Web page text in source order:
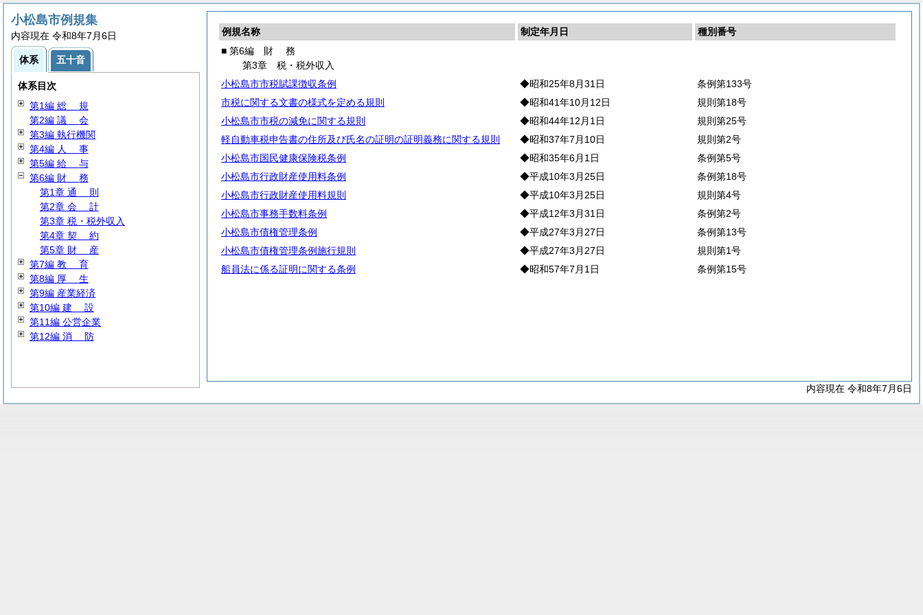
例規名称 制定年月日
種別番号
■ 第6編 財 務
第3章 税・税外収入
小松島市市税賦課徴収条例
◆昭和25年8月31日
条例第133号
市税に関する文書の様式を定める規則
◆昭和41年10月12日
規則第18号
小松島市市税の減免に関する規則
◆昭和44年12月1日
規則第25号
軽自動車税申告書の住所及び氏名の証明の証明義務に関する規則
◆昭和37年7月10日
規則第2号
小松島市国民健康保険税条例
◆昭和35年6月1日
条例第5号
小松島市行政財産使用料条例
◆平成10年3月25日
条例第18号
小松島市行政財産使用料規則
◆平成10年3月25日
規則第4号
小松島市事務手数料条例
◆平成12年3月31日
条例第2号
小松島市債権管理条例
◆平成27年3月27日
条例第13号
小松島市債権管理条例施行規則
◆平成27年3月27日
規則第1号
船員法に係る証明に関する条例
◆昭和57年7月1日 条例第15号
内容現在 令和8年7月6日
小松島市例規集
内容現在 令和8年7月6日
体系 五十音
体系目次
第1編 総 規
第2編 議 会
第3編 執行機関
第4編 人 事
第5編 給 与
第6編 財 務
第1章 通 則
第2章 会 計
第3章 税・税外収入
第4章 契 約
第5章 財 産
第7編 教 育
第8編 厚 生
第9編 産業経済
第10編 建 設
第11編 公営企業
第12編 消 防